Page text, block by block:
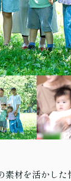
素材を活かした